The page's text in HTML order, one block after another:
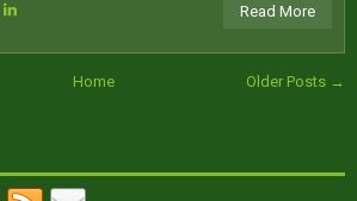
Read More
Older Posts →
Home